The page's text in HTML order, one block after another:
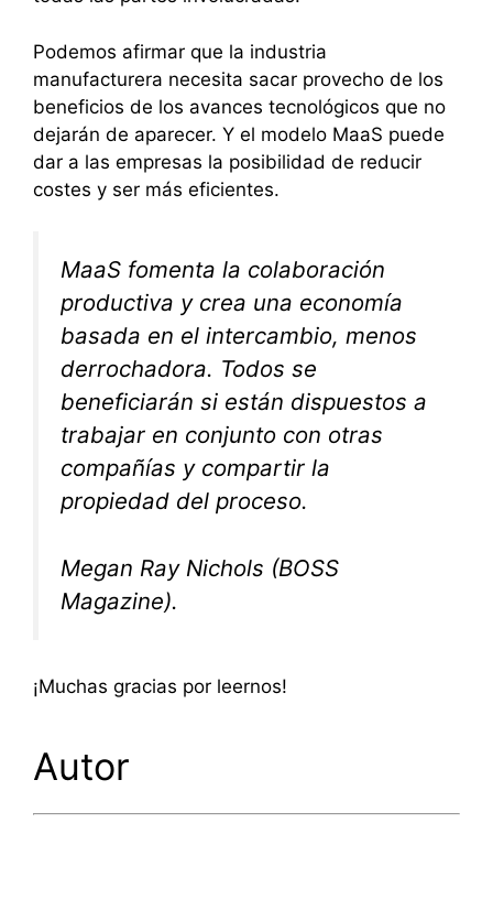
Podemos afirmar que la industria
manufacturera necesita sacar provecho de los
beneficios de los avances tecnológicos que no
dejarán de aparecer. Y el modelo MaaS puede
dar a las empresas la posibilidad de reducir
costes y ser más eficientes.
MaaS fomenta la colaboración
productiva y crea una economía
basada en el intercambio, menos
derrochadora. Todos se
beneficiarán si están dispuestos a
trabajar en conjunto con otras
compañías y compartir la
propiedad del proceso.
Megan Ray Nichols (BOSS
Magazine).
¡Muchas gracias por leernos!
Autor